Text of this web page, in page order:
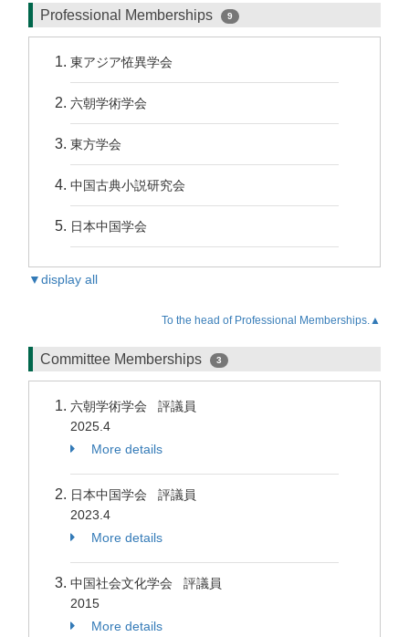
Professional Memberships 9
東アジア恠異学会
六朝学術学会
東方学会
中国古典小説研究会
日本中国学会
▼display all
To the head of Professional Memberships.▲
Committee Memberships 3
六朝学術学会 評議員
2025.4
More details
日本中国学会 評議員
2023.4
More details
中国社会文化学会 評議員
2015
More details